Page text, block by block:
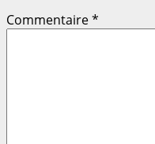
Commentaire*